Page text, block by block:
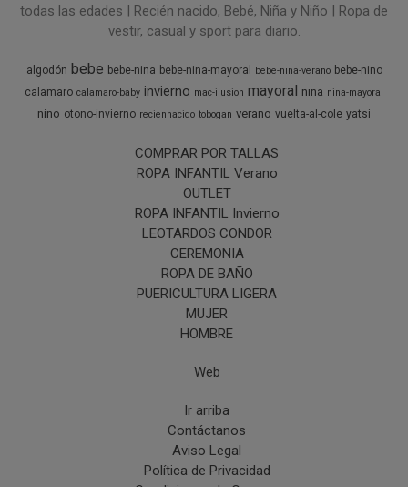
todas las edades | Recién nacido, Bebé, Niña y Niño | Ropa de
vestir, casual y sport para diario.
algodón bebe bebe-nina bebe-nina-mayoral bebe-nina-verano bebe-nino
calamaro calamaro-baby invierno mac-ilusion mayoral nina nina-mayoral
nino otono-invierno reciennacido tobogan verano vuelta-al-cole yatsi
COMPRAR POR TALLAS
ROPA INFANTIL Verano
OUTLET
ROPA INFANTIL Invierno
LEOTARDOS CONDOR
CEREMONIA
ROPA DE BAÑO
PUERICULTURA LIGERA
MUJER
HOMBRE
Web
Ir arriba
Contáctanos
Aviso Legal
Política de Privacidad